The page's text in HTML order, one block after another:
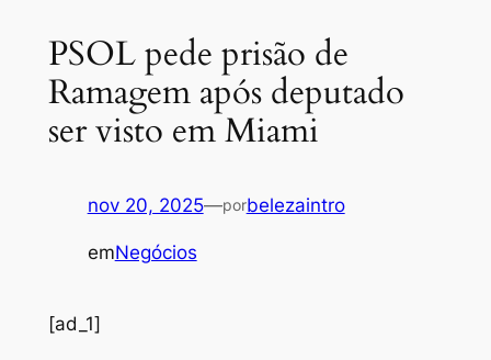
PSOL pede prisão de
Ramagem após deputado
ser visto em Miami
nov 20, 2025—porbelezaintro
emNegócios
[ad_1]